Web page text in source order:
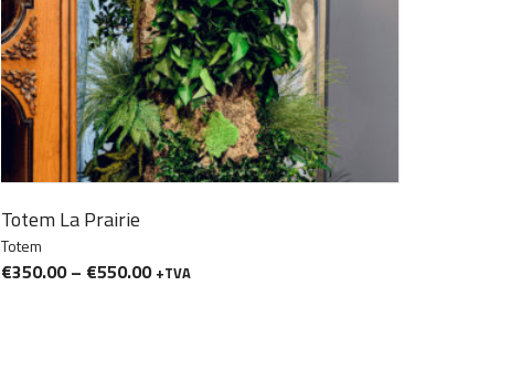
Totem La Prairie
Totem
€350.00– €550.00 +TVA